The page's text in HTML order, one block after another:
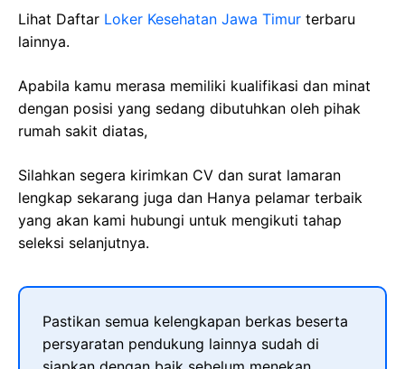
Lihat Daftar Loker Kesehatan Jawa Timur terbaru
lainnya.
Apabila kamu merasa memiliki kualifikasi dan minat
dengan posisi yang sedang dibutuhkan oleh pihak
rumah sakit diatas,
Silahkan segera kirimkan CV dan surat lamaran
lengkap sekarang juga dan Hanya pelamar terbaik
yang akan kami hubungi untuk mengikuti tahap
seleksi selanjutnya.
Pastikan semua kelengkapan berkas beserta
persyaratan pendukung lainnya sudah di